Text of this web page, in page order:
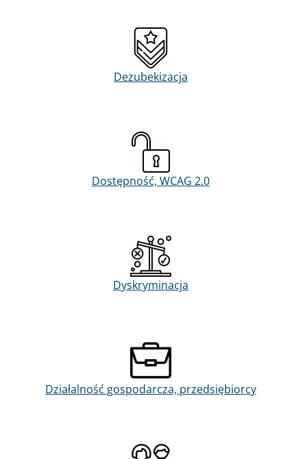
Dezubekizacja
Dostępność, WCAG 2.0
Dyskryminacja
Działalność gospodarcza, przedsiębiorcy